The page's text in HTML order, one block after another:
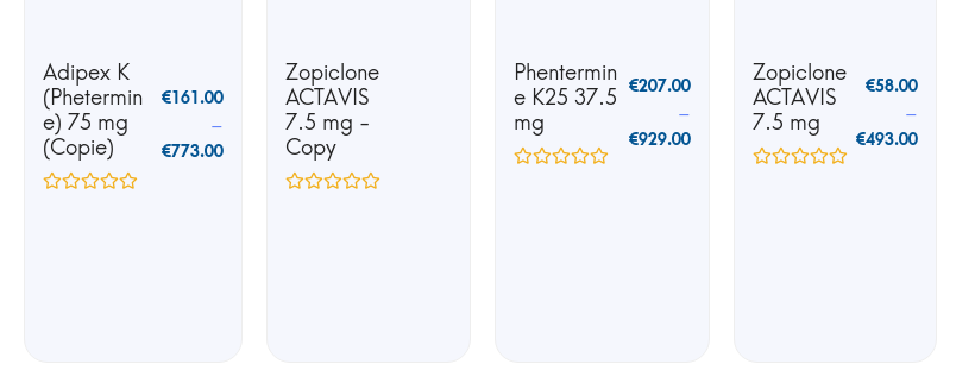
Adipex K
(Phetermin
e) 75 mg
(Copie)
€161.00
–
€773.00
Zopiclone
ACTAVIS
7.5 mg -
Copy
Phentermin
e K25 37.5
mg
€207.00
–
€929.00
Zopiclone
ACTAVIS
7.5 mg
€58.00
–
€493.00